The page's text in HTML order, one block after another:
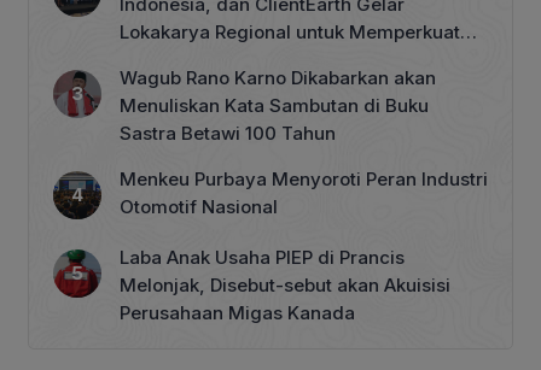
Lokakarya Regional untuk Memperkuat
Wagub Rano Karno Dikabarkan akan
Menuliskan Kata Sambutan di Buku
Sastra Betawi 100 Tahun
Menkeu Purbaya Menyoroti Peran Industri
Otomotif Nasional
Laba Anak Usaha PIEP di Prancis
Melonjak, Disebut-sebut akan Akuisisi
Perusahaan Migas Kanada